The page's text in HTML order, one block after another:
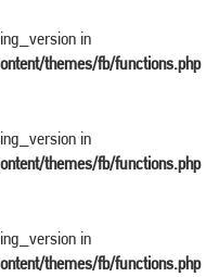
in
themes/fb/functions.php
in
themes/fb/functions.php
in
themes/fb/functions.php